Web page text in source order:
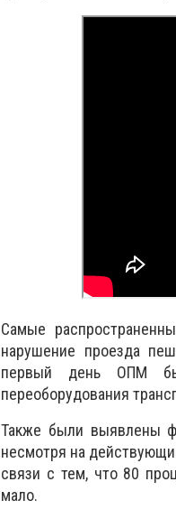
Самые
нарушение проезда
первый день ОПМ
переоборудования
Также были выявлены
несмотря на
связи с тем, что 80
мало.